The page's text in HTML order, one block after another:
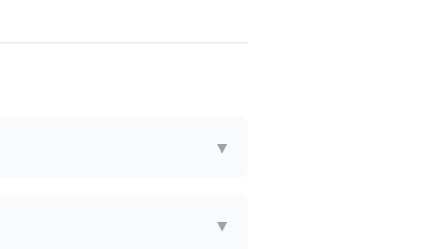
▼
▼